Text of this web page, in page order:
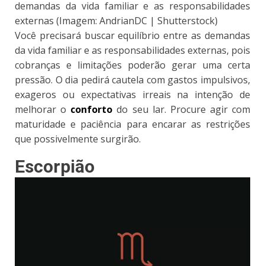
demandas da vida familiar e as responsabilidades
externas (Imagem: AndrianDC | Shutterstock)
Você precisará buscar equilíbrio entre as demandas
da vida familiar e as responsabilidades externas, pois
cobranças e limitações poderão gerar uma certa
pressão. O dia pedirá cautela com gastos impulsivos,
exageros ou expectativas irreais na intenção de
melhorar o conforto do seu lar. Procure agir com
maturidade e paciência para encarar as restrições
que possivelmente surgirão.
Escorpião